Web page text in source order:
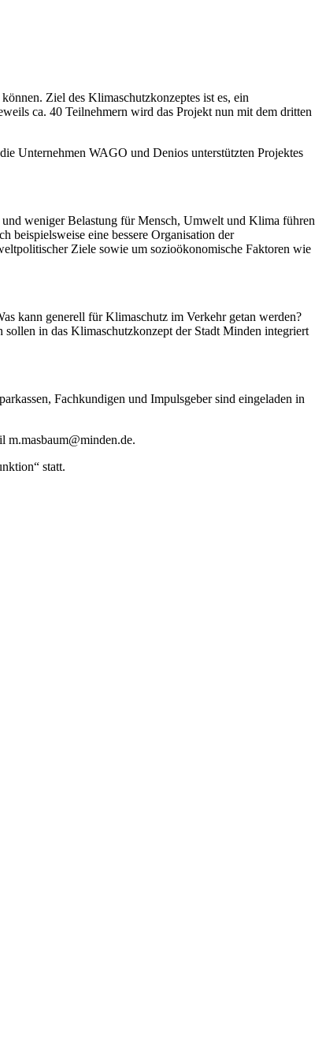
Ziel des Klimaschutzkonzeptes ist es, ein
ca. 40 Teilnehmern wird das Projekt nun mit dem dritten
Unternehmen WAGO und Denios unterstützten Projektes
weniger Belastung für Mensch, Umwelt und Klima führen
beispielsweise eine bessere Organisation der
Ziele sowie um sozioökonomische Faktoren wie
kann generell für Klimaschutz im Verkehr getan werden?
in das Klimaschutzkonzept der Stadt Minden integriert
Fachkundigen und Impulsgeber sind eingeladen in
m.masbaum@minden.de.
statt.